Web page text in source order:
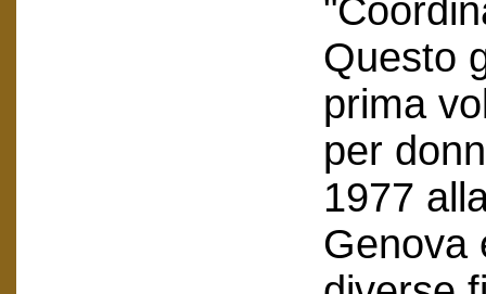
Questo
prima
per
1977
Genova